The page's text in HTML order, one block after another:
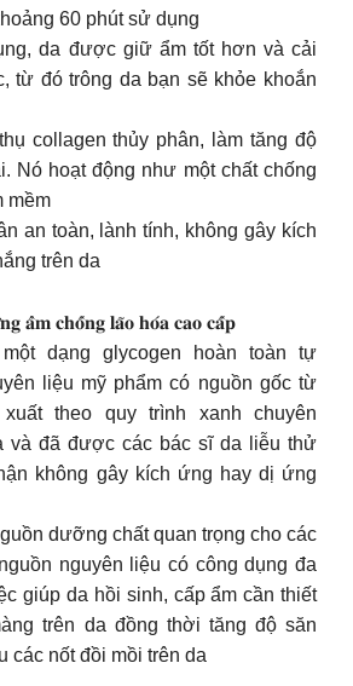
60 phút sử dụng
da được giữ ẩm tốt hơn và cải
từ đó trông da bạn sẽ khỏe khoắn
collagen thủy phân, làm tăng độ
Nó hoạt động như một chất chống
mềm
an toàn, lành tính, không gây kích
trên da
𝐚̂̉𝐦 𝐜𝐡𝐨̂́𝐧𝐠 𝐥𝐚̃𝐨 𝐡𝐨́𝐚 𝐜𝐚𝐨 𝐜𝐚̂́𝐩
một dạng glycogen hoàn toàn tự
liệu mỹ phẩm có nguồn gốc từ
theo quy trình xanh chuyên
và đã được các bác sĩ da liễu thử
không gây kích ứng hay dị ứng
dưỡng chất quan trọng cho các
nguyên liệu có công dụng đa
giúp da hồi sinh, cấp ẩm cần thiết
trên da đồng thời tăng độ săn
các nốt đồi mồi trên da